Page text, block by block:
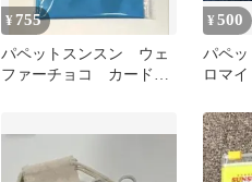
¥ 755
パペットスンスン ウェ
ファーチョコ カード２
¥500
パペ
ロマイ